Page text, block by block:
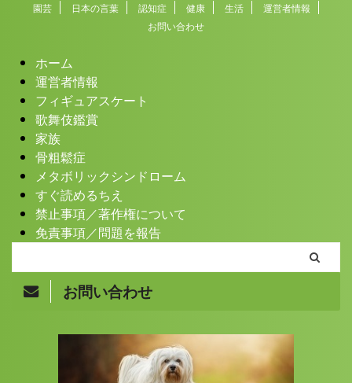
園芸
日本の言葉 認知症 健康 生活
運営者情報
お問い合わせ
ホーム
運営者情報
フィギュアスケート
歌舞伎鑑賞
家族
骨粗鬆症
メタボリックシンドローム
すぐ読めるちえ
禁止事項／著作権について
免責事項／問題を報告
お問い合わせ